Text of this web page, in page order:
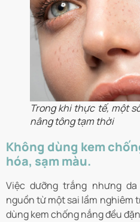
Trong khi thực tế, một
nâng tông tạm thời
Không dùng kem
hóa, sạm màu.
Việc dưỡng trắng nhưng
nguồn từ một sai lầm nghiêm
dùng kem chống nắng đều